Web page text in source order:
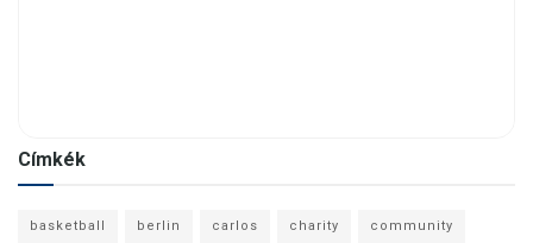
Címkék
basketball berlin carlos charity community